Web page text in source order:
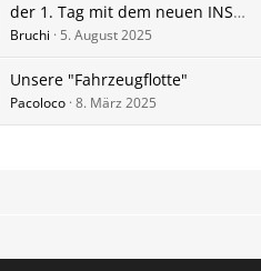
der 1. Tag mit dem neuen INSTER
Bruchi 5. August 2025
Unsere "Fahrzeugflotte"
Pacoloco 8. März 2025